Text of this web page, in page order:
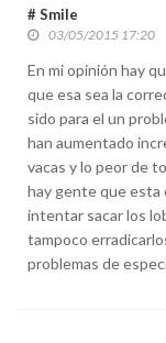
# Smile
03/05/2015 17:20
En mi opinión hay
que esa sea la
sido para el un
han aumentado
vacas y lo peor de
hay gente que esta
intentar sacar los
tampoco
problemas de